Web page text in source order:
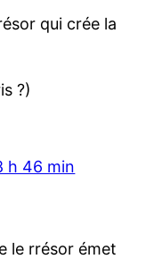
qui crée la
?)
h 46 min
le rrésor émet